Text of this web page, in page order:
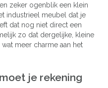
zeker ogenblik een klein
industrieel meubel dat je
dat nog niet direct een
zo dat dergelijke, kleine
meer charme aan het
je rekening